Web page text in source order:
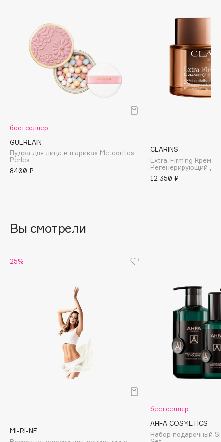
Blistex
BLOME
Boadicea The Victorious
Brunello Cucinelli
Bvlgari
by TERRY
BY WISHTREND
Club De Nuit
бестселлер
GUERLAIN
Пудра для лица в шариках Meteorites
Perles
8400 ₽
CLARINS
Extra-Firming Крем
Регенерирующий
12 350 ₽
Вы смотрели
25%
MI-RI-NE
бестселлер
AHFA COSMETICS
Набор подарочный